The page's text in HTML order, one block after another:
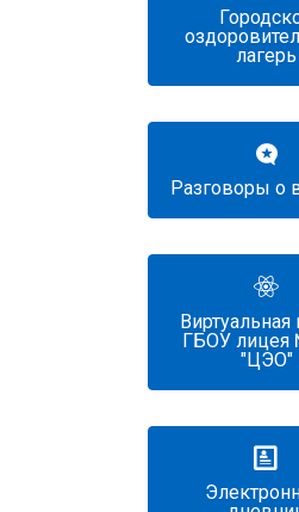
лагерь
Разговоры о
ГБОУ лицея
"ЦЭО"